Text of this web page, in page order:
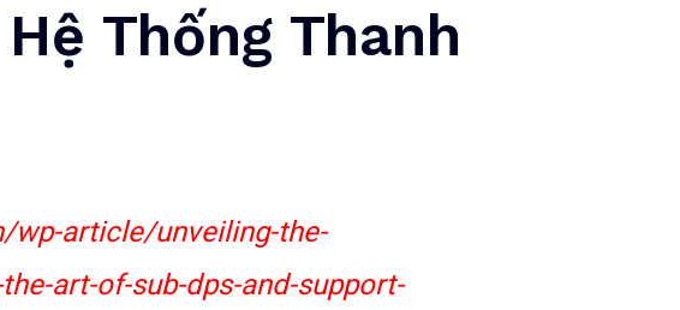
Thống Thanh
wp-article/unveiling-the-
art-of-sub-dps-and-support-